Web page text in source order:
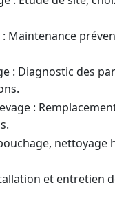
Maintenance
: Diagnostic des
:
nettoyage
et entretien